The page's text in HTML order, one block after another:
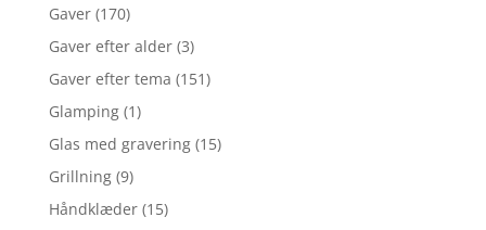
Gaver (170)
Gaver efter alder (3)
Gaver efter tema (151)
Glamping (1)
Glas med gravering (15)
Grillning (9)
Håndklæder (15)